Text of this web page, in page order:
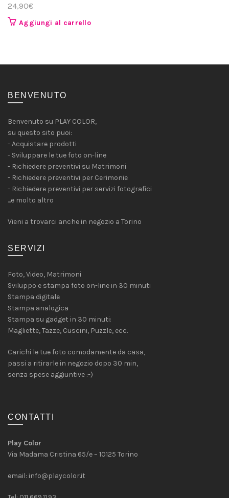
24,90€
Aggiungi al carrello
BENVENUTO
Benvenuto su PLAY COLOR,
su questo sito puoi:
- Acquistare prodotti
- Sviluppare le tue foto on-line
- Richiedere preventivi su Matrimoni
- Richiedere preventivi per Cerimonie
- Richiedere preventivi per servizi fotografici
...e molto altro
Vieni a trovarci anche in negozio a Torino
SERVIZI
Foto, Video, Matrimoni
Sviluppo e stampa foto on-line in 30 minuti
Stampa digitale
Stampa analogica
Stampa su gadget in 30 minuti:
Magliette, Tazze, Cuscini, Puzzle, ecc.
Carichi le tue foto comodamente da casa,
passi a ritirarle in negozio dopo 30 min,
senza spese aggiuntive :-)
CONTATTI
Play Color
Via Madama Cristina 65/e – 10125 Torino
email: info@playcolor.it